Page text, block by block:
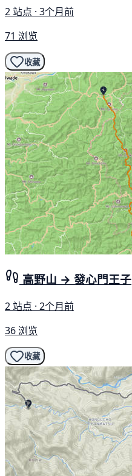
2 站点 · 3个月前
71 浏览
收藏
高野山 → 發心門王子
2 站点 · 2个月前
36 浏览
收藏